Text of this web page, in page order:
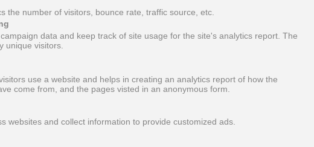
the number of visitors, bounce rate, traffic source, etc.
data and keep track of site usage for the site's analytics report. The
unique visitors.
use a website and helps in creating an analytics report of how the
come from, and the pages visted in an anonymous form.
and collect information to provide customized ads.